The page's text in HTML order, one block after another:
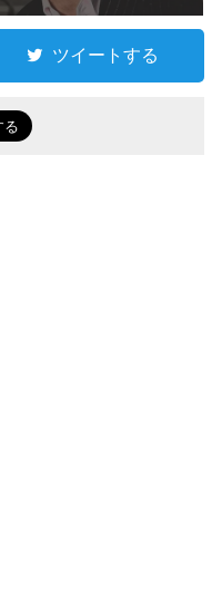
ツイートする